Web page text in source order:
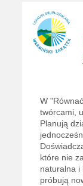
W
twórcami,
Planują
które nie
naturalna i
próbują